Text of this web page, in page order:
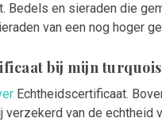
en sieraden die
van een nog hoger
bij mijn
Echtheidscertificaat.
van de echtheid